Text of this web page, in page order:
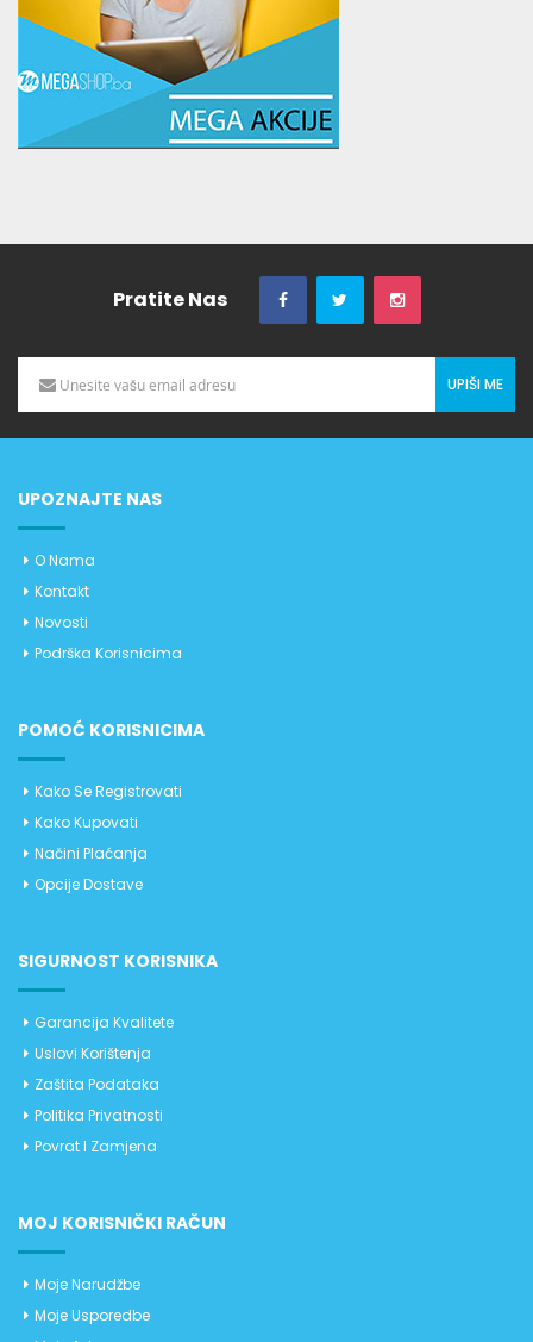
Pratite Nas
UPIŠI ME
UPOZNAJTE NAS
O Nama
Kontakt
Novosti
Podrška Korisnicima
POMOĆ KORISNICIMA
Kako Se Registrovati
Kako Kupovati
Načini Plaćanja
Opcije Dostave
SIGURNOST KORISNIKA
Garancija Kvalitete
Uslovi Korištenja
Zaštita Podataka
Politika Privatnosti
Povrat I Zamjena
MOJ KORISNIČKI RAČUN
Moje Narudžbe
Moje Usporedbe